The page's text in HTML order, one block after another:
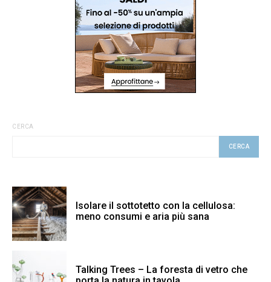
CERCA
CERCA
Isolare il sottotetto con la cellulosa:
meno consumi e aria più sana
Talking Trees – La foresta di vetro che